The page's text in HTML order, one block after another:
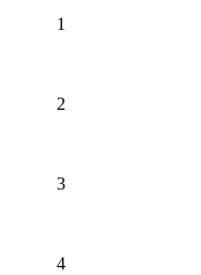
1
2
3
4